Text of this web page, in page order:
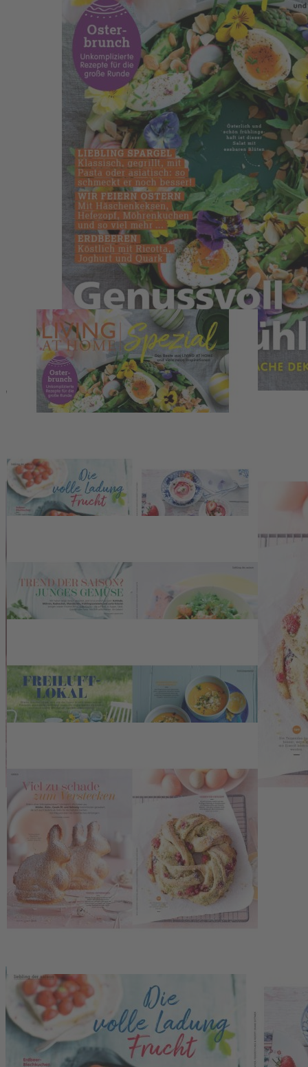
Zum Anfang der Bildergalerie springen
Artikelnr.
067272
Living at Home - Spezial 42
(01/2025)
Zum Warenkorb hinzufügen
Zur Wunschliste hinzufügen
Sofort lieferbar
Genussvoll in den Frühling
Beschreibung
Thema „Genussvoll in den Frühling“ – über 77 tolle Rezepte +
Einfache Deko-Ideen. Sie planen einen großen Osterbrunch zum
Fest? Dann finden Sie in dieser Ausgabe unkomplizierte Rezepte für
die große Runde. Von Häschenkeksen über einen Hefezopf bis hin
zum Möhrenkuchen – hier finden Sie passende Inspiration.
Außerdem: klassisch, gegrillt, mit Pasta oder asiatisch: Unser
Liebling, der Spargel kehrt zurück. Auch die Erdbeer-Saison startet
langsam aber sicher. Da dürften passende Rezepte mit Ricotta,
Kontakt
Deutsche Medien-Manufaktur GmbH & Co. KG
Hülsebrockstr. 2–8
Samstag 8:00–13:00 Uhr
>>> Zum Kontaktformular
EU-Online-Plattform zur alternativen Streitbeilegung:
www.ec.europa.eu/consumers/odr
Zahlungsmöglichkeiten